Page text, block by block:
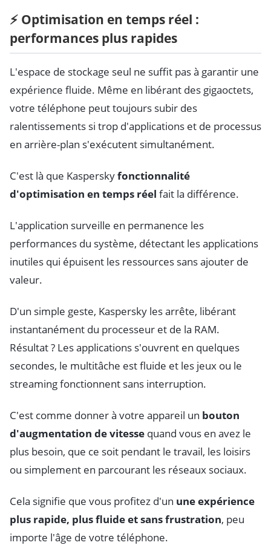
⚡ Optimisation en temps réel :
performances plus rapides
L'espace de stockage seul ne suffit pas à garantir une
expérience fluide. Même en libérant des gigaoctets,
votre téléphone peut toujours subir des
ralentissements si trop d'applications et de processus
en arrière-plan s'exécutent simultanément.
C'est là que Kasperskyfonctionnalité
d'optimisation en temps réel fait la différence.
L'application surveille en permanence les
performances du système, détectant les applications
inutiles qui épuisent les ressources sans ajouter de
valeur.
D'un simple geste, Kaspersky les arrête, libérant
instantanément du processeur et de la RAM.
Résultat ? Les applications s'ouvrent en quelques
secondes, le multitâche est fluide et les jeux ou le
streaming fonctionnent sans interruption.
C'est comme donner à votre appareil un bouton
d'augmentation de vitesse quand vous en avez le
plus besoin, que ce soit pendant le travail, les loisirs
ou simplement en parcourant les réseaux sociaux.
Cela signifie que vous profitez d'un une expérience
plus rapide, plus fluide et sans frustration, peu
importe l'âge de votre téléphone.